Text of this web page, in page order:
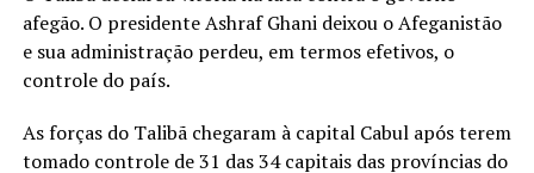
afegão. O presidente Ashraf Ghani deixou o Afeganistão
e sua administração perdeu, em termos efetivos, o
controle do país.
As forças do Talibã chegaram à capital Cabul após terem
tomado controle de 31 das 34 capitais das províncias do